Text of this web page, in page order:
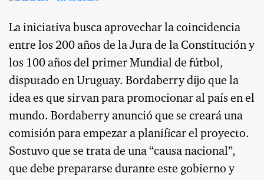
La iniciativa busca aprovechar la coincidencia
entre los 200 años de la Jura de la Constitución y
los 100 años del primer Mundial de fútbol,
disputado en Uruguay. Bordaberry dijo que la
idea es que sirvan para promocionar al país en el
mundo. Bordaberry anunció que se creará una
comisión para empezar a planificar el proyecto.
Sostuvo que se trata de una “causa nacional”,
que debe prepararse durante este gobierno y